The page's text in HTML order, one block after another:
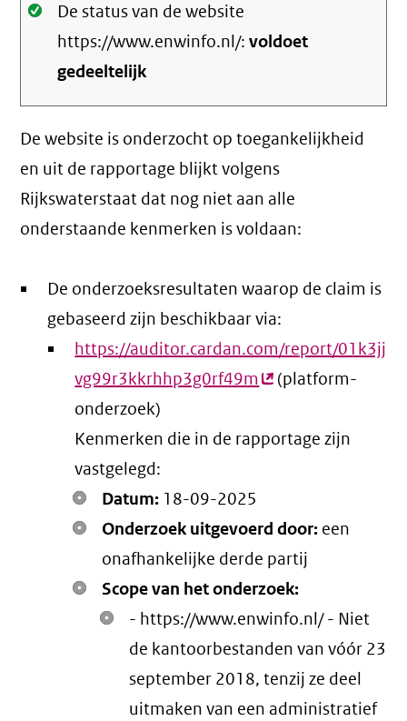
Oké.
De status van de website
https://www.enwinfo.nl/:voldoet
gedeeltelijk
De website is onderzocht op toegankelijkheid
en uit de rapportage blijkt volgens
Rijkswaterstaat dat nog niet aan alle
onderstaande kenmerken is voldaan:
De onderzoeksresultaten waarop de claim is
gebaseerd zijn beschikbaar via:
https://auditor.cardan.com/report/01k3jj
vg99r3kkrhhp3g0rf49m (externe
(platform-
onderzoek)
Kenmerken die in de rapportage zijn
vastgelegd:
Datum: 18-09-2025
Onderzoek uitgevoerd door: een
onafhankelijke derde partij
Scope van het onderzoek:
- https://www.enwinfo.nl/ - Niet
de kantoorbestanden van vóór 23
september 2018, tenzij ze deel
uitmaken van een administratief